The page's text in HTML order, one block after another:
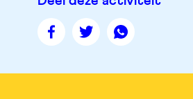
Deel
pagina
Deel
pagina
Deel
pagina